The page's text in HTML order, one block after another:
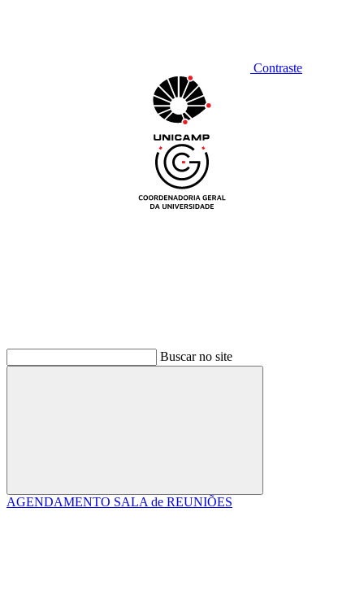
Contraste
Buscar no site
Buscar
AGENDAMENTO SALA de REUNIÕES